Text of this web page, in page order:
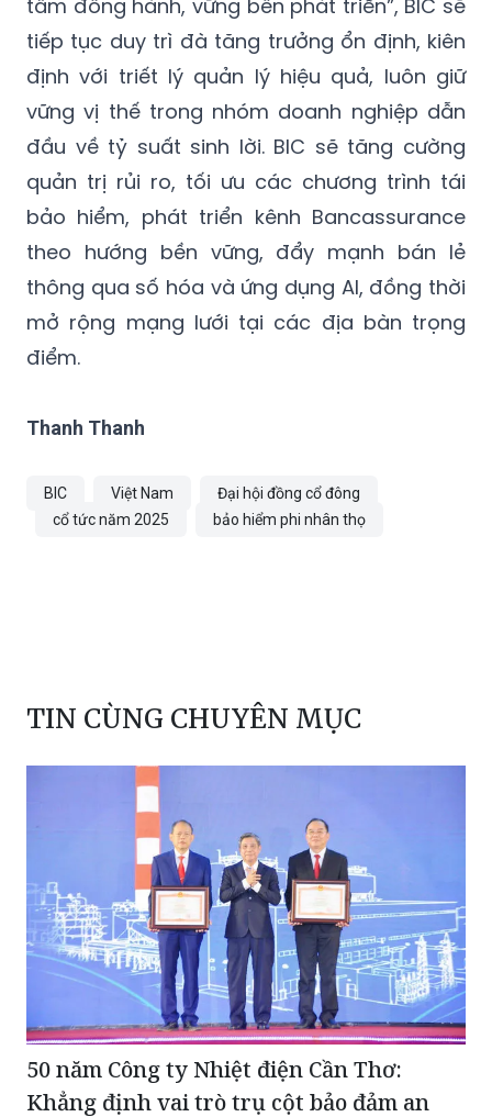
định với triết lý quản lý hiệu quả, luôn giữ
vững vị thế trong nhóm doanh nghiệp dẫn
đầu về tỷ suất sinh lời. BIC sẽ tăng cường
quản trị rủi ro, tối ưu các chương trình tái
bảo hiểm, phát triển kênh Bancassurance
theo hướng bền vững, đẩy mạnh bán lẻ
thông qua số hóa và ứng dụng AI, đồng thời
mở rộng mạng lưới tại các địa bàn trọng
điểm.
Thanh Thanh
BIC Việt Nam
50 năm Công ty Nhiệt điện Cần Thơ:
Khẳng định vai trò trụ cột bảo đảm an
ninh năng lượng